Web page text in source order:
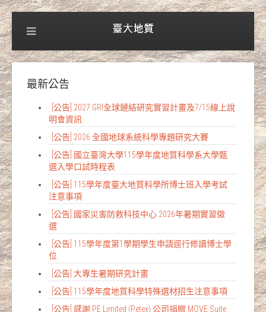
最新公告
[公告] 2027 GRI全球鏈結研究實習計畫及7/15線上說
明會資訊
[公告] 2026 全國地球系統科學專題研究大賽
[公告] 國立臺灣大學115學年度地質科學系大學甄
選入學口試時程表
[公告] 115學年度臺大地質科學所博士班入學考試
注意事項
[公告] 國家災害防救科技中心 2026年暑期實習徵
選
[公告] 115學年度第1學期學生申請逕行修讀博士學
位
[公告] 大專生暑期研究計畫
[公告] 115學年度地質科學特殊選材招生注意事項
[公告] 感謝 PE Limited (Petex) 公司捐贈 MOVE Suite